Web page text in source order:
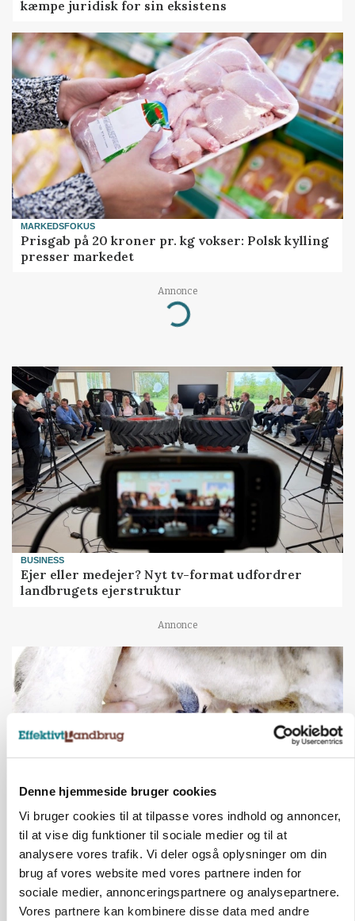
Denne hjemmeside bruger cookies
Vi bruger cookies til at tilpasse vores indhold og annoncer,
til at vise dig funktioner til sociale medier og til at
analysere vores trafik. Vi deler også oplysninger om din
brug af vores website med vores partnere inden for
sociale medier, annonceringspartnere og analysepartnere.
Vores partnere kan kombinere disse data med andre
kæmpe juridisk for sin eksistens
MARKEDSFOKUS
Prisgab på 20 kroner pr. kg vokser: Polsk kylling
presser markedet
Annonce
Loading...
BUSINESS
Ejer eller medejer? Nyt tv-format udfordrer
landbrugets ejerstruktur
Annonce
MARKED
Russisk mælkepris dykker 23 procent
Annonce